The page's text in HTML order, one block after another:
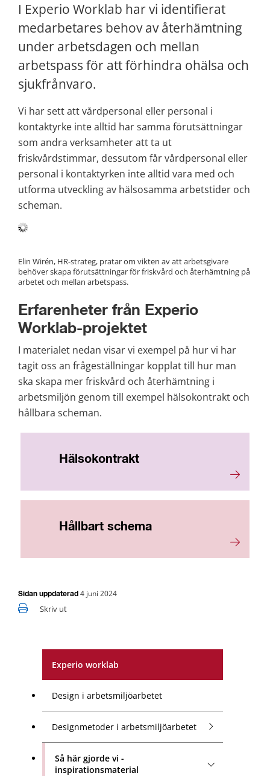
Experio worklab
Design i arbetsmiljöarbetet
Designmetoder i arbetsmiljöarbetet
Så här gjorde vi -
inspirationsmaterial
I Experio Worklab har vi identifierat
medarbetares behov av återhämtning
under arbetsdagen och mellan
arbetspass för att förhindra ohälsa och
sjukfrånvaro.
Vi har sett att vårdpersonal eller personal i
kontaktyrke inte alltid har samma förutsättningar
som andra verksamheter att ta ut
friskvårdstimmar, dessutom får vårdpersonal eller
personal i kontaktyrken inte alltid vara med och
utforma utveckling av hälsosamma arbetstider och
scheman.
Elin Wirén, HR-strateg, pratar om vikten av att arbetsgivare
behöver skapa förutsättningar för friskvård och återhämtning på
arbetet och mellan arbetspass.
Erfarenheter från Experio
Worklab-projektet
I materialet nedan visar vi exempel på hur vi har
tagit oss an frågeställningar kopplat till hur man
ska skapa mer friskvård och återhämtning i
arbetsmiljön genom till exempel hälsokontrakt och
hållbara scheman.
Hälsokontrakt
Hållbart schema
Sidan uppdaterad 4 juni 2024
Skriv ut